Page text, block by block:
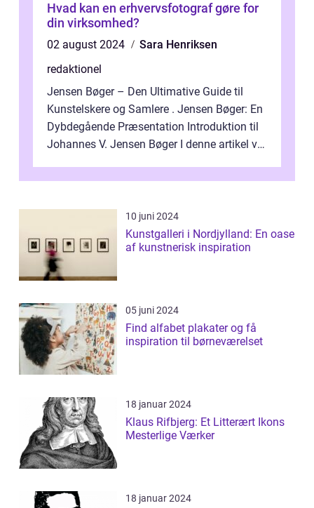
Hvad kan en erhvervsfotograf gøre for
din virksomhed?
02 august 2024
Sara Henriksen
redaktionel
Jensen Bøger – Den Ultimative Guide til
Kunstelskere og Samlere . Jensen Bøger: En
Dybdegående Præsentation Introduktion til
Johannes V. Jensen Bøger I denne artikel vil
10 juni 2024
Kunstgalleri i Nordjylland: En oase
af kunstnerisk inspiration
05 juni 2024
Find alfabet plakater og få
inspiration til børneværelset
18 januar 2024
Klaus Rifbjerg: Et Litterært Ikons
Mesterlige Værker
18 januar 2024